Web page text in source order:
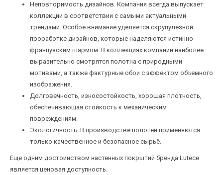
Неповторимость дизайнов. Компания всегда выпускает
коллекции в соответствии с самыми актуальными
трендами. Особое внимание уделяется скрупулезной
проработке дизайнов, которые наделяются истинно
французским шармом. В коллекциях компании наиболее
выразительно смотрятся полотна с природными
мотивами, а также фактурные обои с эффектом объемного
изображения.
Долговечность, износостойкость, хорошая плотность,
обеспечивающая стойкость к механическим
повреждениям.
Экологичность. В производстве полотен применяются
только качественное и безопасное сырьё.
Еще одним достоинством настенных покрытий бренда Lutece
является ценовая доступность.